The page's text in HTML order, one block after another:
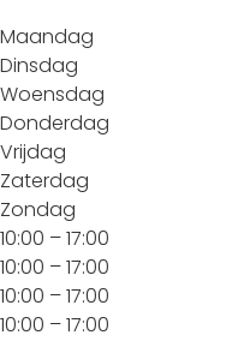
Maandag
Dinsdag
Woensdag
Donderdag
Vrijdag
Zaterdag
Zondag
10:00 – 17:00
10:00 – 17:00
10:00 – 17:00
10:00 – 17:00